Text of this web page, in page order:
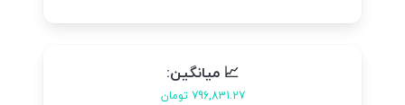
📈 میانگین:
796,831.27 تومان